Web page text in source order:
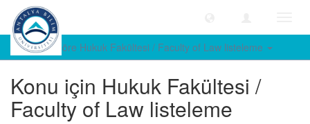
Konuya göre Hukuk Fakültesi / Faculty of Law listeleme
Konu için Hukuk Fakültesi /
Faculty of Law listeleme